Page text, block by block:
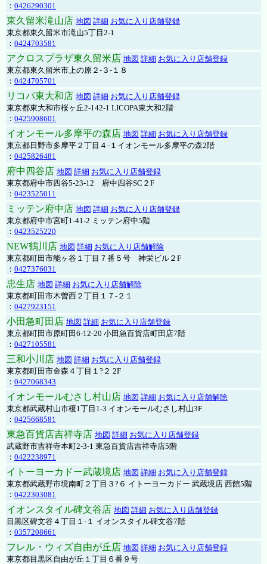
： 0426290301
東久留米滝山店 地図 詳細 お気に入り店舗登録
東京都東久留米市滝山5丁目2-1
： 0424703581
アクロスプラザ東久留米店 地図 詳細 お気に入り店舗登録
東京都東久留米市上の原２-３-１８
： 0424705701
リコパ東大和店 地図 詳細 お気に入り店舗登録
東京都東大和市桜ヶ丘2-142-1 LICOPA東大和2階
： 0425908601
イオンモール多摩平の森店 地図 詳細 お気に入り店舗登録
東京都日野市多摩平２丁目４-１イオンモール多摩平の森2階
： 0425826481
府中四谷店 地図 詳細 お気に入り店舗登録
東京都府中市四谷5-23-12 府中四谷SC２F
： 0423525011
ミッテン府中店 地図 詳細 お気に入り店舗登録
東京都府中市宮町1-41-2 ミッテン府中5階
： 0423525220
NEW鶴川店 地図 詳細 お気に入り店舗解除
東京都町田市能ヶ谷１丁目７番５号 神栄ビル２F
： 0427376031
忠生店 地図 詳細 お気に入り店舗解除
東京都町田市木曽西２丁目１７-２１
： 0427923151
小田急町田店 地図 詳細 お気に入り店舗登録
東京都町田市原町田6-12-20 小田急百貨店町田店7階
： 0427105581
三和小川店 地図 詳細 お気に入り店舗登録
東京都町田市金森４丁目１?２ 2F
： 0427068343
イオンモールむさし村山店 地図 詳細 お気に入り店舗解除
東京都武蔵村山市榎1丁目1-3 イオンモールむさし村山3F
： 0425668581
東急百貨店吉祥寺店 地図 詳細 お気に入り店舗登録
武蔵野市吉祥寺本町2-3-1 東急百貨店吉祥寺店5階
： 0422238971
イトーヨーカドー武蔵境店 地図 詳細 お気に入り店舗登録
東京都武蔵野市境南町２丁目３?６ イトーヨーカドー 武蔵境店 西館5階
： 0422303081
イオンスタイル碑文谷店 地図 詳細 お気に入り店舗登録
目黒区碑文谷４丁目１-１ イオンスタイル碑文谷7階
： 0357208661
フレル・ウィズ自由が丘店 地図 詳細 お気に入り店舗登録
東京都目黒区自由が丘１丁目６番９号